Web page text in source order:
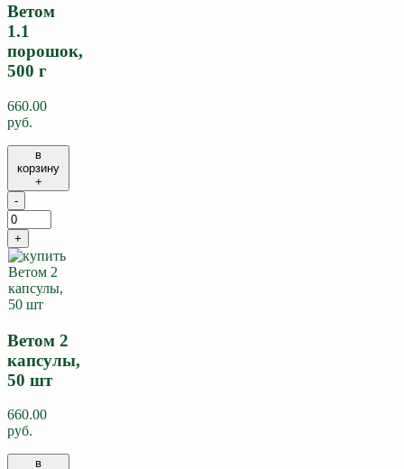
Ветом
1.1
порошок,
500 г
660.00
руб.
в
корзину
+
-
+
Ветом 2
капсулы,
50 шт
660.00
руб.
в